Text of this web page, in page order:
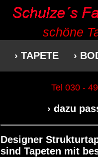
schöne
› TAPETE ›
Tel 030 -
› dazu
Designer
sind Tapeten mit